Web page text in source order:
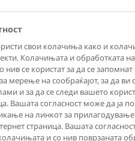
COVID-19 е
постоечки
свои колачиња како и
Колачињата и обработката
нив се користат за да се
мерење на сообраќајот, за да ви
и за да се следи вашето
Вашата согласност може да ја
на линкот за
страница. Вашата
и со нив поврзаната